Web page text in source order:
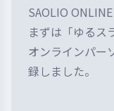
SAOLIO
まずは「ゆるス
オンラインパー
録しました。